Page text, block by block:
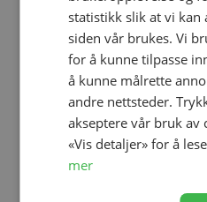
Legg til
Elodie Stolepute Grace,
Garden Leo Toile
kr 399,00
statistikk slik at vi kan
siden vår brukes. Vi
for å kunne tilpasse
å kunne målrette
andre nettsteder.
akseptere vår bruk av
«Vis detaljer» for å
mer